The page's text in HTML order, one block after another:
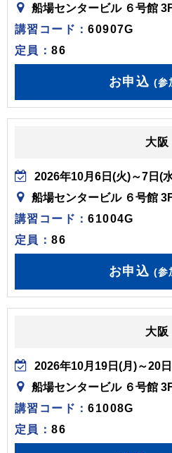
船場センタービル ６号館
講習コード：60907G
定員：86
お申込 (参
大阪
2026年10月6日(火)～7日(
船場センタービル ６号館
講習コード：61004G
定員：86
お申込 (参
大阪
2026年10月19日(月)～20
船場センタービル ６号館
講習コード：61008G
定員：86